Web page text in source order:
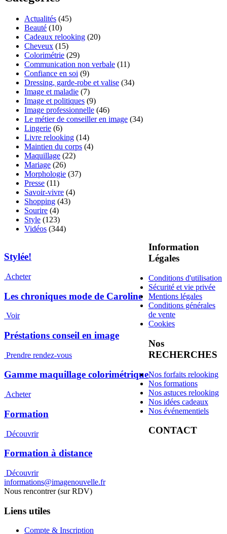
Actualités (45)
Beauté (10)
Cadeaux relooking (20)
Cheveux (15)
Colorimétrie (29)
Communication non verbale (11)
Confiance en soi (9)
Dressing, garde-robe et valise (34)
Image et maladie (7)
Image et politiques (9)
Image professionnelle (46)
Le métier de conseiller en image (34)
Lingerie (6)
Livre relooking (14)
Maintien du corps (4)
Maquillage (22)
Mariage (26)
Morphologie (37)
Presse (11)
Savoir-vivre (4)
Shopping (43)
Sourire (4)
Style (123)
Vidéos (344)
Stylée!
Acheter
Les chroniques mode de Caroline
Voir
Préstations conseil en image
Prendre rendez-vous
Gamme maquillage colorimétrique
Acheter
Formation
Découvrir
Formation à distance
Découvrir
Information
Légales
Conditions d'utilisation
Sécurité et vie privée
Mentions légales
Conditions générales
de vente
Cookies
Nos
RECHERCHES
Nos forfaits relooking
Nos formations
Nos astuces relooking
Nos idées cadeaux
Nos événementiels
CONTACT
informations@imagenouvelle.fr
Nous rencontrer (sur RDV)
Liens utiles
Compte & Inscription